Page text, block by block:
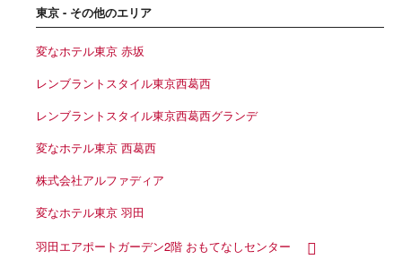
東京 - その他のエリア
変なホテル東京 赤坂
レンブラントスタイル東京西葛西
レンブラントスタイル東京西葛西グランデ
変なホテル東京 西葛西
株式会社アルファディア
変なホテル東京 羽田
羽田エアポートガーデン2階 おもてなしセンター